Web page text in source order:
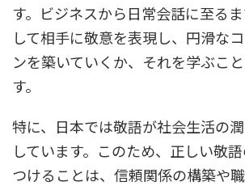
す。ビジネスから日常会話に至る
して相手に敬意を表現し、円滑な
ンを築いていくか、それを学ぶこ
す。
特に、日本では敬語が社会生活の
しています。このため、正しい敬
つけることは、信頼関係の構築や